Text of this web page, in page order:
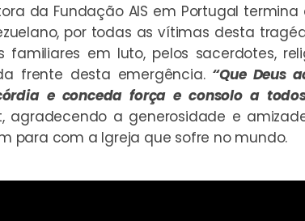
da Fundação AIS em Portugal
por todas as vítimas desta
em luto, pelos sacerdotes,
frente desta emergência. “Que Deus
e conceda força e consolo a
agradecendo a generosidade e
para com a Igreja que sofre no mundo.